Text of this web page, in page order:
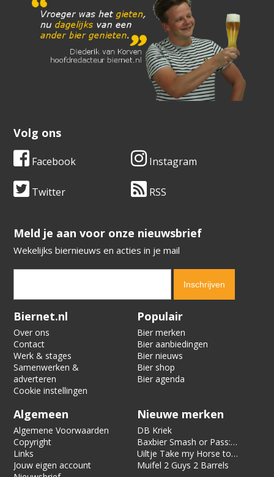
Volg ons
Facebook Instagram
Twitter RSS
​​​​​​​Meld je aan voor onze nieuwsbrief
Wekelijks biernieuws en acties in je mail
Verification code:
Biernet.nl
Over ons
Contact
Werk & stages
Samenwerken &
adverteren
Cookie instellingen
Populair
Bier merken
Bier aanbiedingen
Bier nieuws
Bier shop
Bier agenda
Algemeen
Algemene Voorwaarden
Copyright
Links
Jouw eigen account
Nieuwe merken
DB Kriek
Baxbier Smash or Pass:
Strata
Uiltje Take my Horse to
the Hotel Room
Muifel 2 Guys 2 Barrels